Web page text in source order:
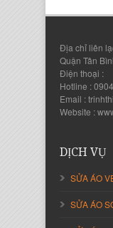
Địa chỉ liên
Quận Tân
Điện thoại :
Hotline :
Email :
Website :
DỊCH VỤ
SỬA ÁO
SỬA ÁO